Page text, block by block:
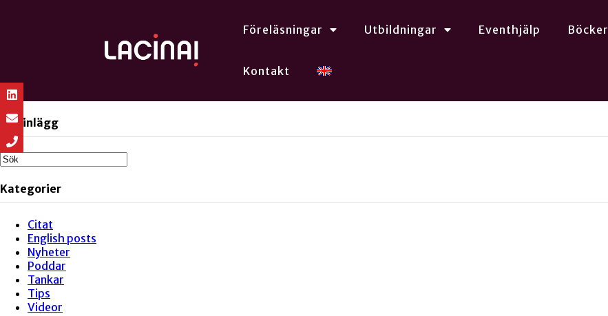
Föreläsningar Utbildningar Eventhjälp Böcker
Kontakt
Sök inlägg
Kategorier
Citat
English posts
Nyheter
Poddar
Tankar
Tips
Videor